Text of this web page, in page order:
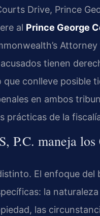
Drive, Prince
al Prince George
tienen
conlleve posible
en ambos
prácticas de la
P.C. maneja
El enfoque
la
las